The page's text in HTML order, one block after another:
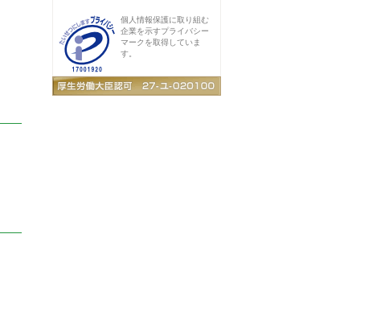
個人情報保護に取り組む
企業を示すプライバシー
マークを取得していま
す。